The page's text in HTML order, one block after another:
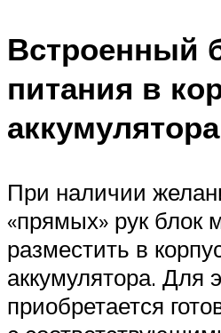
Встроенный
питания в
аккумулятора
При наличии
«прямых» рук блок
разместить в
аккумулятора. Для
приобретается